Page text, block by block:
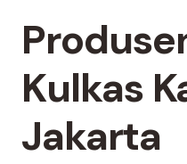
Kulkas
Jakarta